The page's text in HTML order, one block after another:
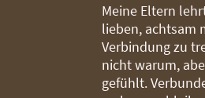
Meine Eltern
lieben, achtsam
Verbindung zu
nicht warum,
gefühlt.